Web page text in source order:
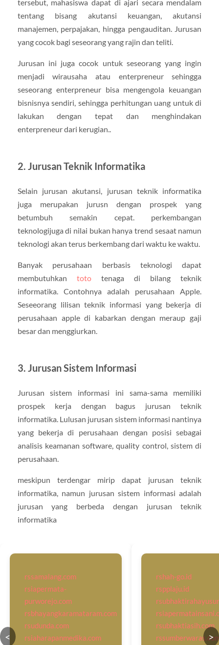
tersebut, mahasiswa dapat di ajari secara mendalam
tentang bisang akutansi keuangan, akutansi
manajemen, perpajakan, hingga pengauditan. Jurusan
yang cocok bagi seseorang yang rajin dan teliti.
Jurusan ini juga cocok untuk seseorang yang ingin
menjadi wirausaha atau enterpreneur sehingga
seseorang enterpreneur bisa mengengola keuangan
bisnisnya sendiri, sehingga perhitungan uang untuk di
lakukan dengan tepat dan menghindakan
enterpreneur dari kerugian..
2. Jurusan Teknik Informatika
Selain jurusan akutansi, jurusan teknik informatika
juga merupakan jurusn dengan prospek yang
betumbuh semakin cepat. perkembangan
teknologijuga di nilai bukan hanya trend sesaat namun
teknologi akan terus berkembang dari waktu ke waktu.
Banyak perusahaan berbasis teknologi dapat
membutuhkan tototenaga di bilang teknik
informatika. Contohnya adalah perusahaan Apple.
Seseeorang lilisan teknik informasi yang bekerja di
perusahaan apple di kabarkan dengan meraup gaji
besar dan menggiurkan.
3. Jurusan Sistem Informasi
Jurusan sistem informasi ini sama-sama memiliki
prospek kerja dengan bagus jurusan teknik
informatika. Lulusan jurusan sistem informasi nantinya
yang bekerja di perusahaan dengan posisi sebagai
analisis keamanan software, quality control, sistem di
perusahaan.
meskipun terdengar mirip dapat jurusan teknik
informatika, namun jurusan sistem informasi adalah
jurusan yang berbeda dengan jurusan teknik
informatika
rssamalang.com
rsiapermata-
purworejo.com
rsbhayangkaramataram.com
rsudunda.com
rsiaharapanmedika.com
rshah-go.id
rspplaju.id
rsubhaktiasih.com
< >